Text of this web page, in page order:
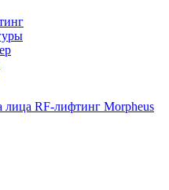
лица RF-лифтинг Morpheus